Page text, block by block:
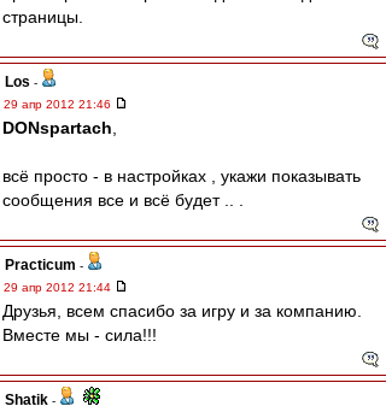
страницы.
Los -
29 апр 2012 21:46
DONspartach
всё просто - в настройках , укажи показывать
сообщения все и всё будет .. .
Practicum -
29 апр 2012 21:44
Друзья, всем спасибо за игру и за компанию.
Вместе мы - сила!!!
Shatik -